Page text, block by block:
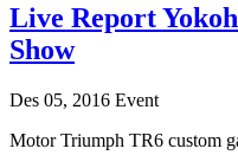
Live Report
Show
Des 05, 2016 Event
Motor Triumph TR6 custom